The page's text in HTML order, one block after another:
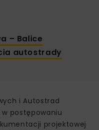
– Balice
autostrady
i Autostrad
postępowaniu
projektowej